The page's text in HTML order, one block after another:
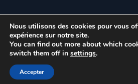
Home
Politique de
Nous utilisons des cookies pour vous
expérience sur notre site.
You can find out more about which
switch them off in settings.
Accepter